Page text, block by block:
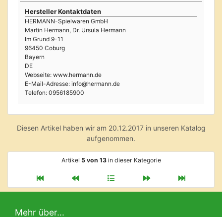
Hersteller Kontaktdaten
HERMANN-Spielwaren GmbH
Martin Hermann, Dr. Ursula Hermann
Im Grund 9-11
96450 Coburg
Bayern
DE
Webseite: www.hermann.de
E-Mail-Adresse: info@hermann.de
Telefon: 0956185900
Diesen Artikel haben wir am 20.12.2017 in unseren Katalog
aufgenommen.
Artikel 5 von 13in dieser Kategorie
Mehr über...